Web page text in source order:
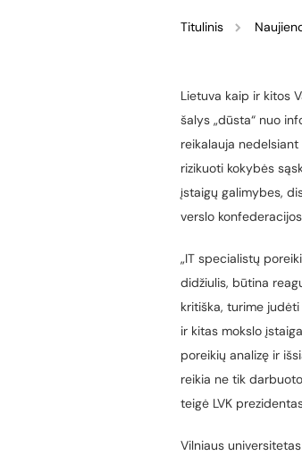
Titulinis
Lietuva kaip ir kitos
šalys „dūsta“ nuo
reikalauja
rizikuoti kokybės
įstaigų galimybes,
verslo
„IT specialistų
didžiulis, būtina
kritiška, turime
ir kitas mokslo
poreikių analizę ir
reikia ne tik
teigė LVK
Vilniaus